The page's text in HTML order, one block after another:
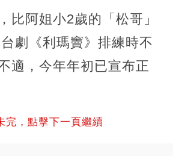
比阿姐小2歲的「松哥」
劇《利瑪竇》排練時不
適，今年年初已宣布正
完，點擊下一頁繼續